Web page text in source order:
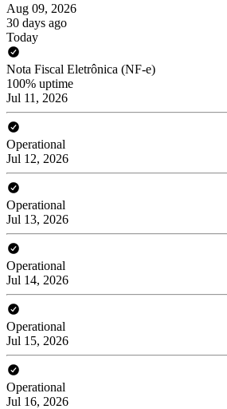
Aug 09, 2026
30 days ago
Today
Nota Fiscal Eletrônica (NF-e)
100% uptime
Jul 11, 2026
Operational
Jul 12, 2026
Operational
Jul 13, 2026
Operational
Jul 14, 2026
Operational
Jul 15, 2026
Operational
Jul 16, 2026